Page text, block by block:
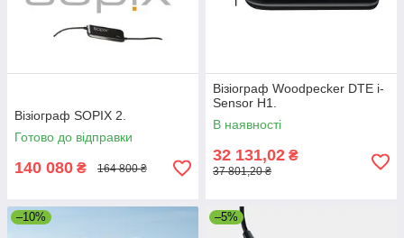
Візіограф SOPIX 2.
Готово до відправки
140 080 ₴ 164 800 ₴
Візіограф Woodpecker DTE i-
Sensor H1.
В наявності
32 131,02 ₴
37 801,20 ₴
–10% –5%